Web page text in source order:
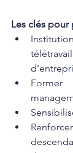
Les clés pour